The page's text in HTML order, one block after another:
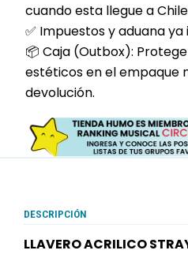
cuando esta llegue a
✅ Impuestos y aduana ya
📦 Caja (Outbox):
estéticos en el empaque
devolución.
DESCRIPCIÓN
LLAVERO ACRILICO